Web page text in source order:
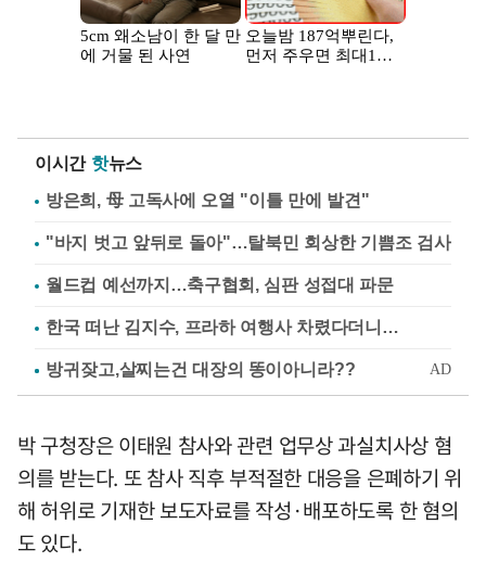
이시간 핫뉴스
방은희, 母 고독사에 오열 "이틀 만에 발견"
"바지 벗고 앞뒤로 돌아"…탈북민 회상한 기쁨조 검사
월드컵 예선까지…축구협회, 심판 성접대 파문
한국 떠난 김지수, 프라하 여행사 차렸다더니…
박 구청장은 이태원 참사와 관련 업무상 과실치사상 혐
의를 받는다. 또 참사 직후 부적절한 대응을 은폐하기 위
해 허위로 기재한 보도자료를 작성·배포하도록 한 혐의
도 있다.